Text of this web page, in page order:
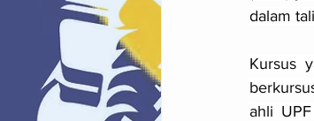
dalam
Kursus
ahli